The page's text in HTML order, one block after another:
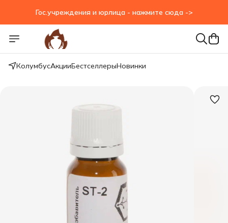
Гос.учреждения и юрлица - нажмите сюда ->
КолумбусАкцииБестселлерыНовинки